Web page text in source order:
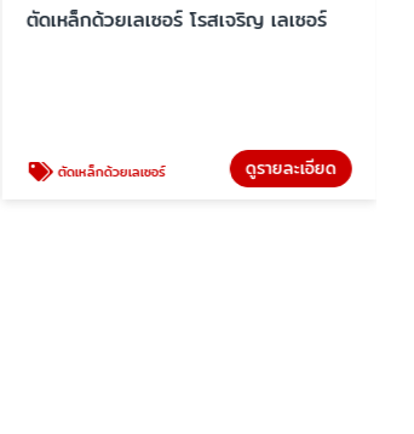
ตัดเหล็กด้วยเลเซอร์ โรสเจริญ เลเซอร์
ตัดเหล็กด้วยเลเซอร์ ดูรายละเอียด